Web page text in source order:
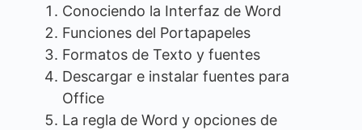
Conociendo la Interfaz de Word
Funciones del Portapapeles
Formatos de Texto y fuentes
Descargar e instalar fuentes para
Office
La regla de Word y opciones de